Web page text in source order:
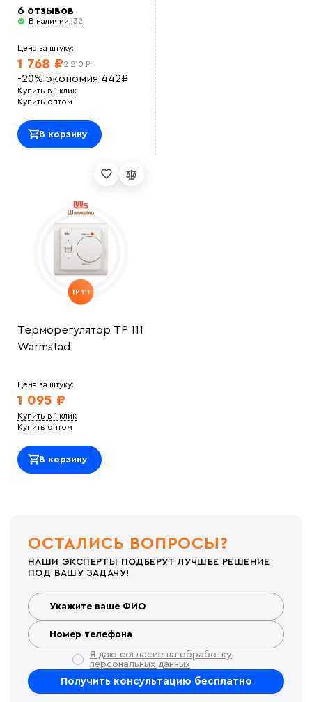
6 отзывов
В наличии: 32
Цена за штуку:
2 210 ₽
1 768 ₽
-20% экономия 442₽
Купить в 1 клик
Купить оптом
В корзину
Терморегулятор ТР 111
Warmstad
Цена за штуку:
1 095 ₽
Купить в 1 клик
Купить оптом
В корзину
ОСТАЛИСЬ ВОПРОСЫ?
НАШИ ЭКСПЕРТЫ ПОДБЕРУТ ЛУЧШЕЕ РЕШЕНИЕ
ПОД ВАШУ ЗАДАЧУ!
Я даю согласие на обработку
персональных данных